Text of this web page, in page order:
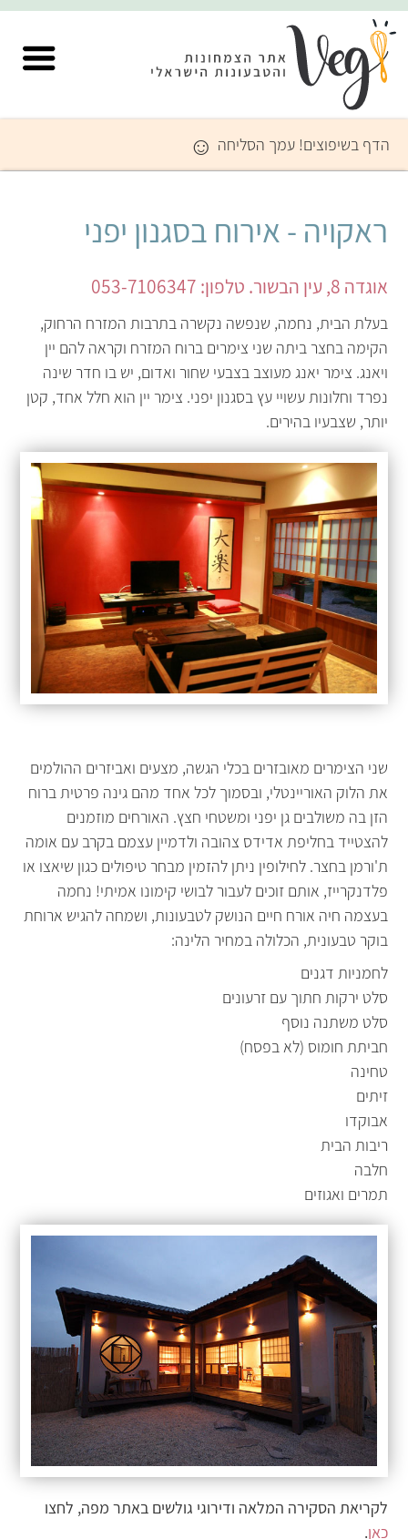
הדף בשיפוצים! עמך הסליחה ☺
ראקויה - אירוח בסגנון יפני
אוגדה 8, עין הבשור. טלפון: 053-7106347
בעלת הבית, נחמה, שנפשה נקשרה בתרבות המזרח הרחוק,
הקימה בחצר ביתה שני צימרים ברוח המזרח וקראה להם יין
ויאנג. צימר יאנג מעוצב בצבעי שחור ואדום, יש בו חדר שינה
נפרד וחלונות עשויי עץ בסגנון יפני. צימר יין הוא חלל אחד, קטן
יותר, שצבעיו בהירים.
שני הצימרים מאובזרים בכלי הגשה, מצעים ואביזרים ההולמים
את הלוק האוריינטלי, ובסמוך לכל אחד מהם גינה פרטית ברוח
הזן בה משולבים גן יפני ומשטחי חצץ. האורחים מוזמנים
להצטייד בחליפת אדידס צהובה ולדמיין עצמם בקרב עם אומה
ת'ורמן בחצר. לחילופין ניתן להזמין מבחר טיפולים כגון שיאצו או
פלדנקרייז, אותם זוכים לעבור לבושי קימונו אמיתי! נחמה
בעצמה חיה אורח חיים הנושק לטבעונות, ושמחה להגיש ארוחת
בוקר טבעונית, הכלולה במחיר הלינה:
לחמניות דגנים
סלט ירקות חתוך עם זרעונים
סלט משתנה נוסף
חביתת חומוס (לא בפסח)
טחינה
זיתים
אבוקדו
ריבות הבית
חלבה
תמרים ואגוזים
לקריאת הסקירה המלאה ודירוגי גולשים באתר מפה, לחצו
כאן.